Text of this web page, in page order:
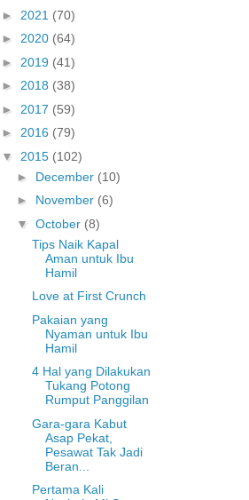
► 2021 (70)
► 2020 (64)
► 2019 (41)
► 2018 (38)
► 2017 (59)
► 2016 (79)
▼ 2015 (102)
► December (10)
► November (6)
▼ October (8)
Tips Naik Kapal
Aman untuk Ibu
Hamil
Love at First Crunch
Pakaian yang
Nyaman untuk Ibu
Hamil
4 Hal yang Dilakukan
Tukang Potong
Rumput Panggilan
Gara-gara Kabut
Asap Pekat,
Pesawat Tak Jadi
Beran...
Pertama Kali